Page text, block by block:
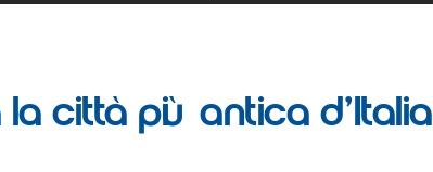
la città più antica d’Italia